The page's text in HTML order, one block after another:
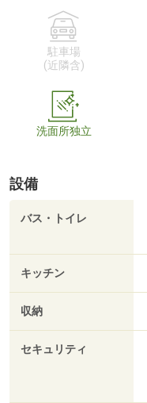
駐車場
(近隣含)
洗面所独立
設備
バス・トイレ
キッチン
収納
セキュリティ